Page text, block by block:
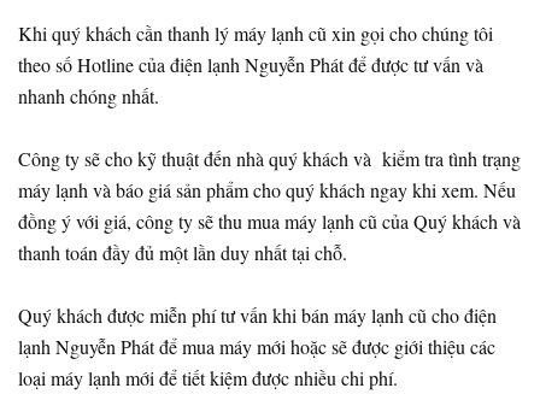
Khi quý khách cần thanh lý máy lạnh cũ xin gọi cho chúng tôi
theo số Hotline của điện lạnh Nguyễn Phát để được tư vấn và
nhanh chóng nhất.
Công ty sẽ cho kỹ thuật đến nhà quý khách và kiểm tra tình trạng
máy lạnh và báo giá sản phẩm cho quý khách ngay khi xem. Nếu
đồng ý với giá, công ty sẽ thu mua máy lạnh cũ của Quý khách và
thanh toán đầy đủ một lần duy nhất tại chỗ.
Quý khách được miễn phí tư vấn khi bán máy lạnh cũ cho điện
lạnh Nguyễn Phát để mua máy mới hoặc sẽ được giới thiệu các
loại máy lạnh mới để tiết kiệm được nhiều chi phí.